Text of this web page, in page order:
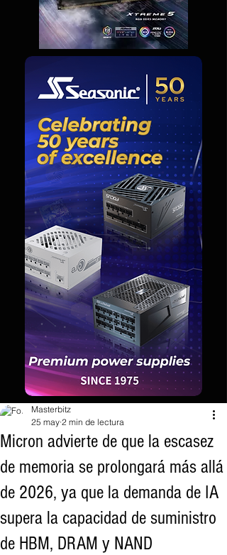
Micron advierte de que la escasez
de memoria se prolongará más allá
de 2026, ya que la demanda de IA
supera la capacidad de suministro
de HBM, DRAM y NAND
Masterbitz
25 may 2 min de lectura